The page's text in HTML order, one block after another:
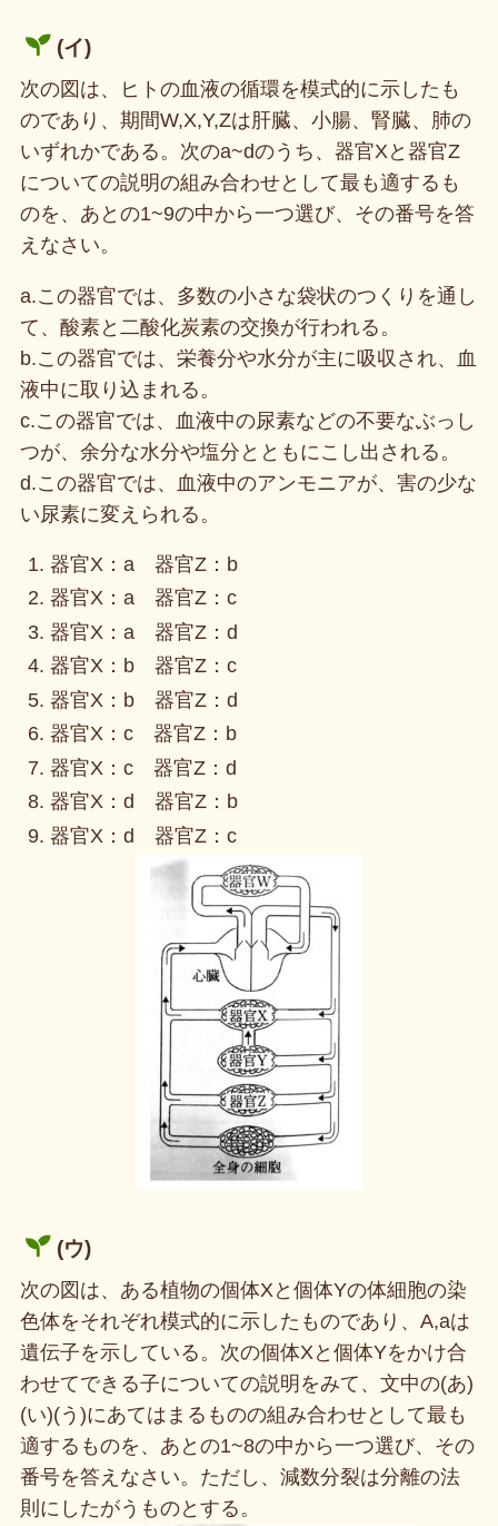
(イ)
次の図は、ヒトの血液の循環を模式的に示したも
のであり、期間W,X,Y,Zは肝臓、小腸、腎臓、肺の
いずれかである。次のa~dのうち、器官Xと器官Z
についての説明の組み合わせとして最も適するも
のを、あとの1~9の中から一つ選び、その番号を答
えなさい。
a.この器官では、多数の小さな袋状のつくりを通し
て、酸素と二酸化炭素の交換が行われる。
b.この器官では、栄養分や水分が主に吸収され、血
液中に取り込まれる。
c.この器官では、血液中の尿素などの不要なぶっし
つが、余分な水分や塩分とともにこし出される。
d.この器官では、血液中のアンモニアが、害の少な
い尿素に変えられる。
器官X：a 器官Z：b
器官X：a 器官Z：c
器官X：a 器官Z：d
器官X：b 器官Z：c
器官X：b 器官Z：d
器官X：c 器官Z：b
器官X：c 器官Z：d
器官X：d 器官Z：b
器官X：d 器官Z：c
(ウ)
次の図は、ある植物の個体Xと個体Yの体細胞の染
色体をそれぞれ模式的に示したものであり、A,aは
遺伝子を示している。次の個体Xと個体Yをかけ合
わせてできる子についての説明をみて、文中の(あ)
(い)(う)にあてはまるものの組み合わせとして最も
適するものを、あとの1~8の中から一つ選び、その
番号を答えなさい。ただし、減数分裂は分離の法
則にしたがうものとする。